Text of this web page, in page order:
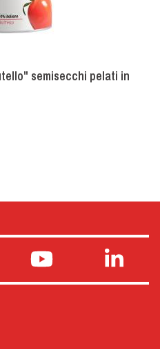
semisecchi pelati in